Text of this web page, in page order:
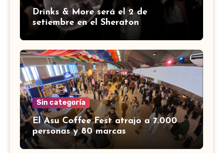
Drinks & More será el 2 de
setiembre en el Sheraton
Sin categoría
El Asu Coffee Fest atrajo a 7.000
personas y 80 marcas